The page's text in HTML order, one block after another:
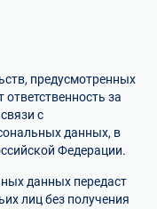
предусмотренных
за
с
данных, в
Федерации.
данных передаст
лиц без получения